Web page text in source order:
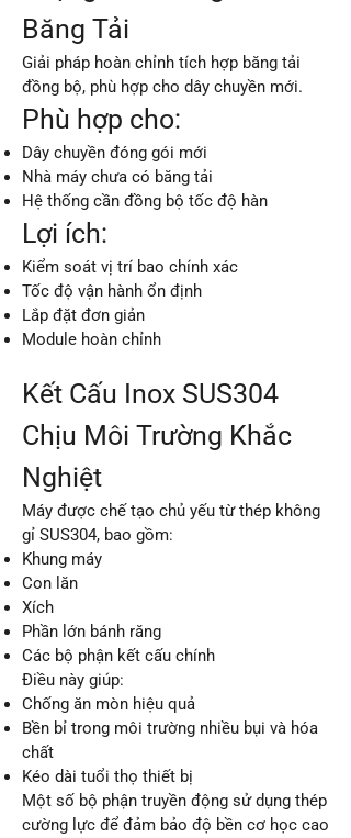
Băng Tải
Giải pháp hoàn chỉnh tích hợp băng tải
đồng bộ, phù hợp cho dây chuyền mới.
Phù hợp cho:
Dây chuyền đóng gói mới
Nhà máy chưa có băng tải
Hệ thống cần đồng bộ tốc độ hàn
Lợi ích:
Kiểm soát vị trí bao chính xác
Tốc độ vận hành ổn định
Lắp đặt đơn giản
Module hoàn chỉnh
Kết Cấu Inox SUS304
Chịu Môi Trường Khắc
Nghiệt
Máy được chế tạo chủ yếu từ thép không
gỉ SUS304, bao gồm:
Khung máy
Con lăn
Xích
Phần lớn bánh răng
Các bộ phận kết cấu chính
Điều này giúp:
Chống ăn mòn hiệu quả
Bền bỉ trong môi trường nhiều bụi và hóa
chất
Kéo dài tuổi thọ thiết bị
Một số bộ phận truyền động sử dụng thép
cường lực để đảm bảo độ bền cơ học cao